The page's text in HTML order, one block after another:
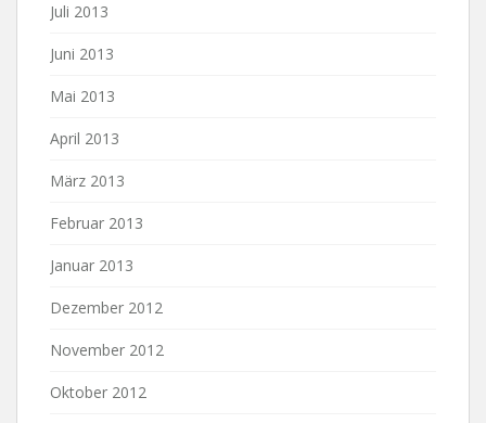
Juli 2013
Juni 2013
Mai 2013
April 2013
März 2013
Februar 2013
Januar 2013
Dezember 2012
November 2012
Oktober 2012